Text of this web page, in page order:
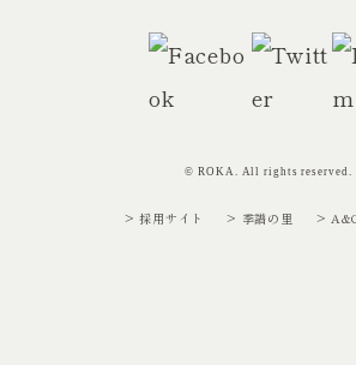
© ROKA. All rights reserved.
> 採用サイト > 季譜の里 >